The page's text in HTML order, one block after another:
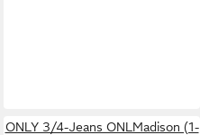
ONLY 3/4-Jeans ONLMadison (1-